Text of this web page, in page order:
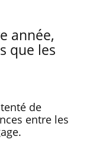
année,
que les
de
entre les